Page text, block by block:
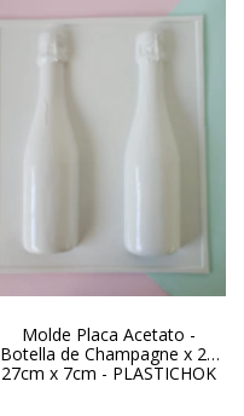
Molde Placa Acetato -
Botella de Champagne x 2 -
27cm x 7cm - PLASTICHOK